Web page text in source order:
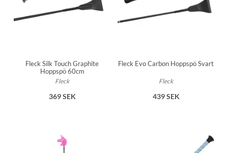
Fleck Silk Touch Graphite
Hoppspö 60cm
Fleck
369 SEK
Fleck Evo Carbon Hoppspö Svart
Fleck
439 SEK